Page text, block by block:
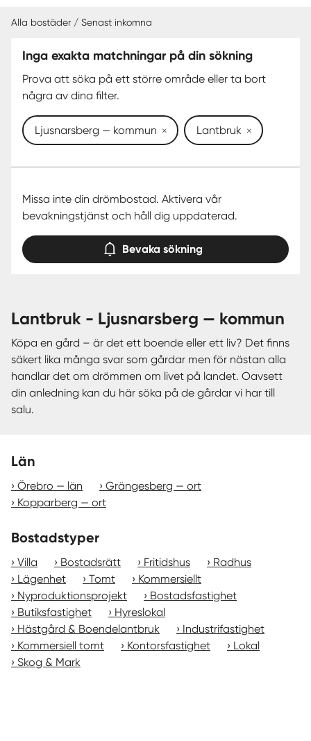
Alla bostäder / Senast inkomna
Inga exakta matchningar på din sökning
Prova att söka på ett större område eller ta bort
några av dina filter.
Ljusnarsberg — kommun Lantbruk
Missa inte din drömbostad. Aktivera vår
bevakningstjänst och håll dig uppdaterad.
Bevaka sökning
lantbruk - Ljusnarsberg — kommun
Köpa en gård – är det ett boende eller ett liv? Det finns
säkert lika många svar som gårdar men för nästan alla
handlar det om drömmen om livet på landet. Oavsett
din anledning kan du här söka på de gårdar vi har till
salu.
Län
Örebro — län
Grängesberg — ort
Kopparberg — ort
Bostadstyper
Villa Bostadsrätt Fritidshus
Radhus
Lägenhet
Tomt
Kommersiellt
Nyproduktionsprojekt
Bostadsfastighet
Butiksfastighet
Hyreslokal
Hästgård & Boendelantbruk
Industrifastighet
Kommersiell tomt
Kontorsfastighet
Lokal
Skog & Mark